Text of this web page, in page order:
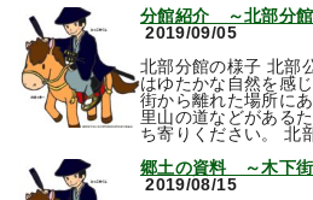
分館紹介 ～北部分館
2019/09/05
北部分館の様子 北部
はゆたかな自然を感
街から離れた場所に
里山の道などがある
ち寄りください。 北
郷土の資料 ～木下街
2019/08/15